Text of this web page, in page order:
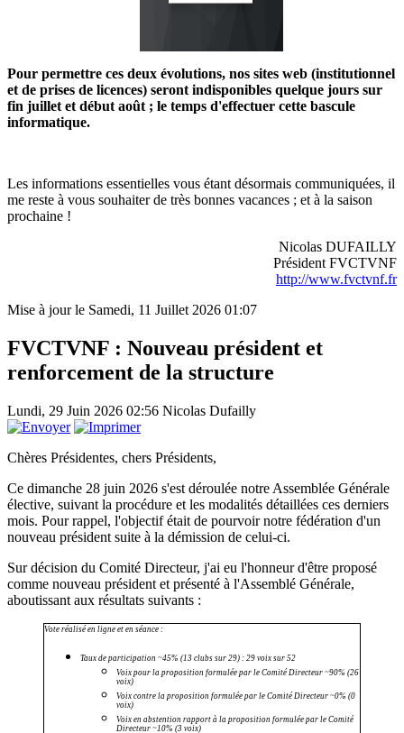
Pour permettre ces deux évolutions, nos sites web (institutionnel
et de prises de licences) seront indisponibles quelque jours sur
fin juillet et début août ; le temps d'effectuer cette bascule
informatique.
Les informations essentielles vous étant désormais communiquées, il
me reste à vous souhaiter de très bonnes vacances ; et à la saison
prochaine !
Nicolas DUFAILLY
Président FVCTVNF
http://www.fvctvnf.fr
Mise à jour le Samedi, 11 Juillet 2026 01:07
FVCTVNF : Nouveau président et
renforcement de la structure
Lundi, 29 Juin 2026 02:56 Nicolas Dufailly
Chères Présidentes, chers Présidents,
Ce dimanche 28 juin 2026 s'est déroulée notre Assemblée Générale
élective, suivant la procédure et les modalités détaillées ces derniers
mois. Pour rappel, l'objectif était de pourvoir notre fédération d'un
nouveau président suite à la démission de celui-ci.
Sur décision du Comité Directeur, j'ai eu l'honneur d'être proposé
comme nouveau président et présenté à l'Assemblé Générale,
aboutissant aux résultats suivants :
Vote réalisé en ligne et en séance :
Taux de participation ~45% (13 clubs sur 29) : 29 voix sur 52
Voix pour la proposition formulée par le Comité Directeur ~90% (26
voix)
Voix contre la proposition formulée par le Comité Directeur ~0% (0
voix)
Voix en abstention rapport à la proposition formulée par le Comité
Directeur ~10% (3 voix)